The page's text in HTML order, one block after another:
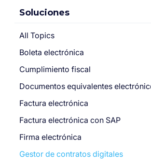
Soluciones
All Topics
Boleta electrónica
Cumplimiento fiscal
Documentos equivalentes
Factura electrónica
Factura electrónica con SAP
Firma electrónica
Gestor de contratos digitales